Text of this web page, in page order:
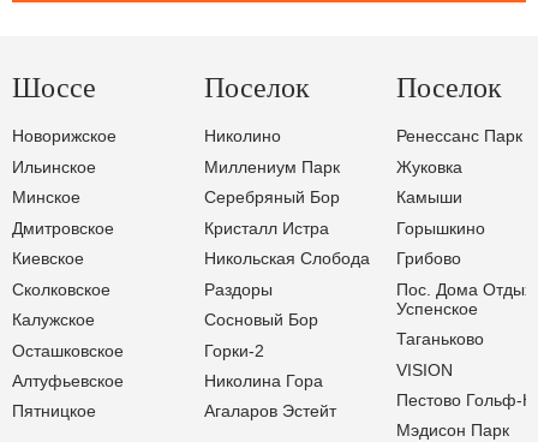
Шоссе
Новорижское
Ильинское
Минское
Дмитровское
Киевское
Сколковское
Калужское
Осташковское
Алтуфьевское
Пятницкое
Поселок
Николино
Миллениум Парк
Серебряный Бор
Кристалл Истра
Никольская Слобода
Раздоры
Сосновый Бор
Горки-2
Николина Гора
Агаларов Эстейт
Поселок
Ренессанс Парк
Жуковка
Камыши
Горышкино
Грибово
Пос. Дома
Успенское
Таганьково
VISION
Пестово Гольф-
Мэдисон Парк